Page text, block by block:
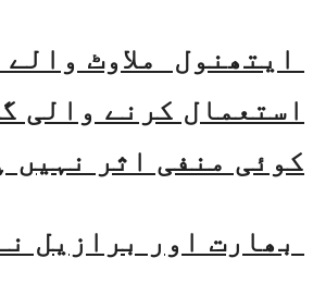
ایتھنول ملاوٹ
استعمال کرنے والی
کوئی منفی اثر نہیں
بھارت اور برازیل